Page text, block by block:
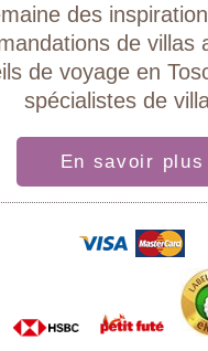
des
de villas
de voyage en
spécialistes de
En savoir plus